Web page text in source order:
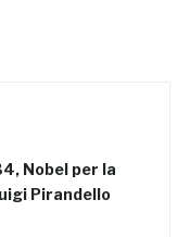
Nobel per la
Pirandello